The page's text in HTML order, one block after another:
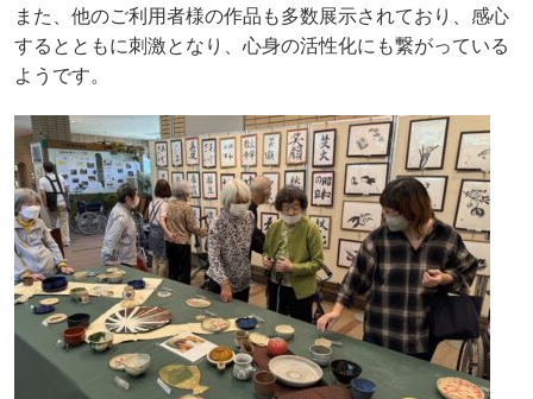
また、他のご利用者様の作品も多数展示されており、感心
するとともに刺激となり、心身の活性化にも繋がっている
ようです。